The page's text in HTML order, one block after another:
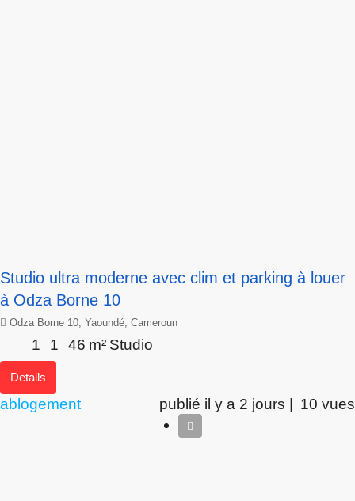
Studio ultra moderne avec clim et parking à louer
à Odza Borne 10
Odza Borne 10, Yaoundé, Cameroun
1 1 46 m² Studio
Details
ablogement publié il y a 2 jours | 10 vues